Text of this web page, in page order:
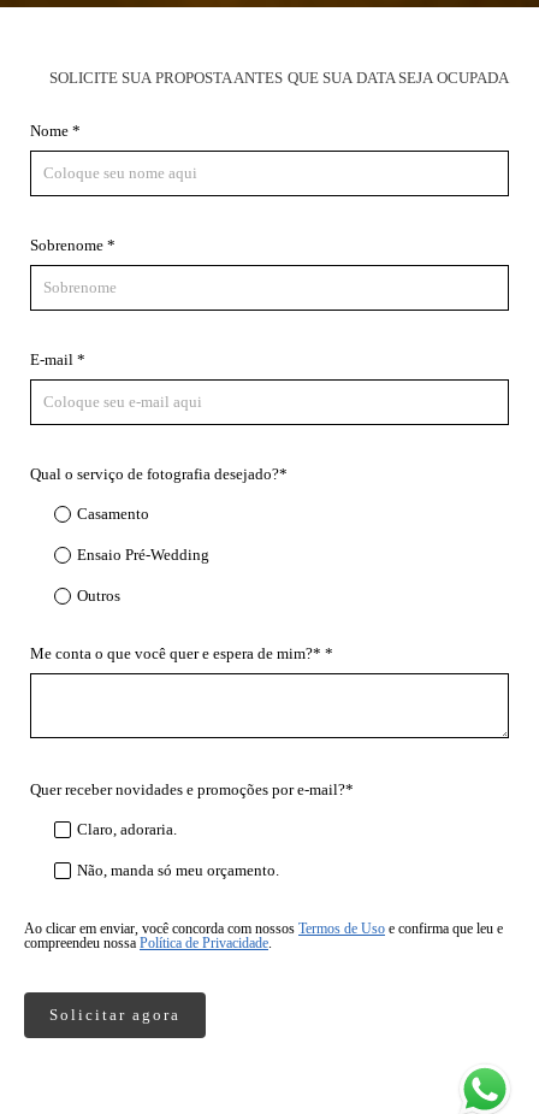
SOLICITE SUA PROPOSTA ANTES QUE SUA DATA SEJA OCUPADA
Nome *
Sobrenome *
E-mail *
Qual o serviço de fotografia desejado?*
Casamento
Ensaio Pré-Wedding
Outros
Me conta o que você quer e espera de mim?* *
Quer receber novidades e promoções por e-mail?*
Claro, adoraria.
Não, manda só meu orçamento.
Ao clicar em enviar, você concorda com nossos Termos de Uso e confirma que leu e
compreendeu nossa Política de Privacidade.
Solicitar agora